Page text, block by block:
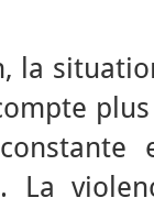
La